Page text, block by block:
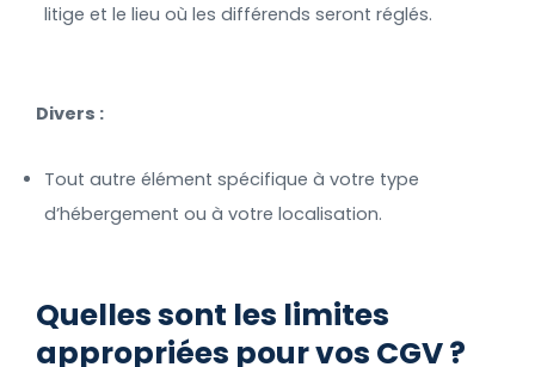
litige et le lieu où les différends seront réglés.
Divers :
Tout autre élément spécifique à votre type
d’hébergement ou à votre localisation.
Quelles sont les limites
appropriées pour vos CGV?